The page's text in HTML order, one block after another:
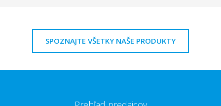
SPOZNAJTE VŠETKY NAŠE PRODUKTY